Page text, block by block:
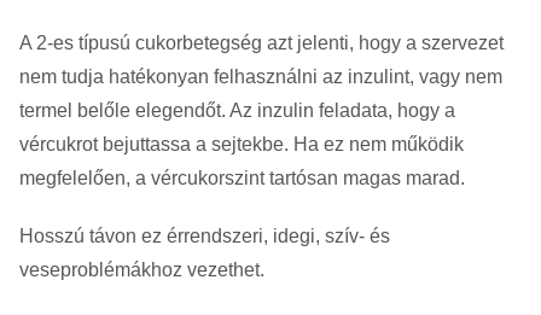
A 2-es típusú cukorbetegség azt jelenti, hogy a szervezet
nem tudja hatékonyan felhasználni az inzulint, vagy nem
termel belőle elegendőt. Az inzulin feladata, hogy a
vércukrot bejuttassa a sejtekbe. Ha ez nem működik
megfelelően, a vércukorszint tartósan magas marad.
Hosszú távon ez érrendszeri, idegi, szív- és
veseproblémákhoz vezethet.